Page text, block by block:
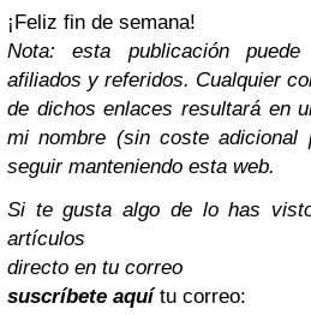
¡Feliz fin de semana!
Nota: esta publicación
afiliados y referidos. Cualquier
de dichos enlaces resultará en
mi nombre (sin coste adicional
seguir manteniendo esta web.
Si te gusta algo de lo has
artículos
directo en tu correo
suscríbete aquí tu correo: